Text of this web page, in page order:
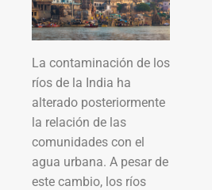
La contaminación de los
ríos de la India ha
alterado posteriormente
la relación de las
comunidades con el
agua urbana. A pesar de
este cambio, los ríos